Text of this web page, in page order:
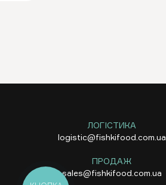
ЛОГІСТИКА
logistic@fishkifood.com.ua
ПРОДАЖ
sales@fishkifood.com.ua